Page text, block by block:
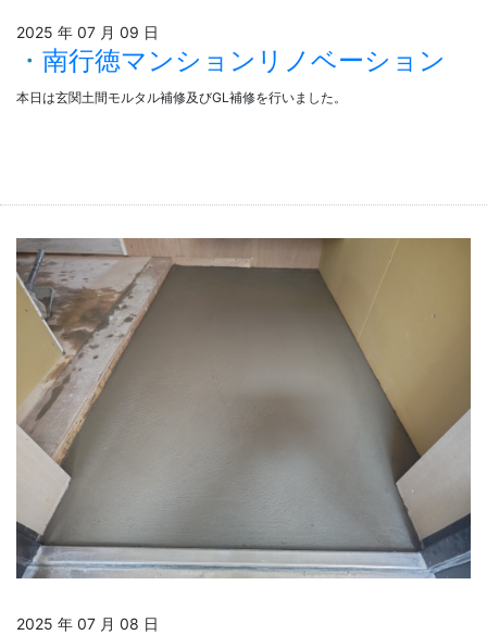
2025 年 07 月 09 日
南行徳マンションリノベーション
本日は玄関土間モルタル補修及びGL補修を行いました。
2025 年 07 月 08 日